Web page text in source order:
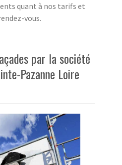
quant à nos tarifs et
vous.
par la société
Pazanne Loire